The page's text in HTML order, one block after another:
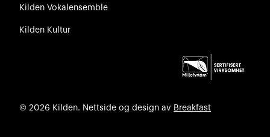
Kilden Vokalensemble
Kilden Kultur
© 2026 Kilden. Nettside og design av Breakfast